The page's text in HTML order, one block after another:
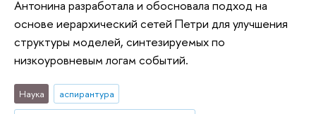
Антонина разработала и обосновала подход на
основе иерархический сетей Петри для улучшения
структуры моделей, синтезируемых по
низкоуровневым логам событий.
Наука
аспирантура